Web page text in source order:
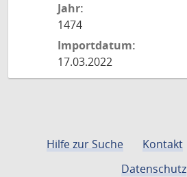
Jahr:
1474
Importdatum:
17.03.2022
Hilfe zur Suche Kontakt
Datenschutz